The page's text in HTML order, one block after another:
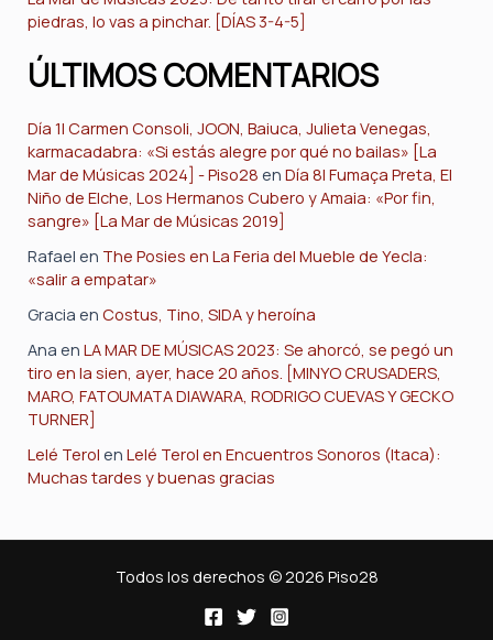
piedras, lo vas a pinchar. [DÍAS 3-4-5]
ÚLTIMOS COMENTARIOS
Día 1| Carmen Consoli, JOON, Baiuca, Julieta Venegas,
karmacadabra: «Si estás alegre por qué no bailas» [La
Mar de Músicas 2024] - Piso28 enDía 8| Fumaça Preta, El
Niño de Elche, Los Hermanos Cubero y Amaia: «Por fin,
sangre» [La Mar de Músicas 2019]
Rafael en The Posies en La Feria del Mueble de Yecla:
«salir a empatar»
Gracia enCostus, Tino, SIDA y heroína
Ana enLA MAR DE MÚSICAS 2023: Se ahorcó, se pegó un
tiro en la sien, ayer, hace 20 años. [MINYO CRUSADERS,
MARO, FATOUMATA DIAWARA, RODRIGO CUEVAS Y GECKO
TURNER]
Lelé Terol enLelé Terol en Encuentros Sonoros (Itaca):
Muchas tardes y buenas gracias
Todos los derechos © 2026 Piso28